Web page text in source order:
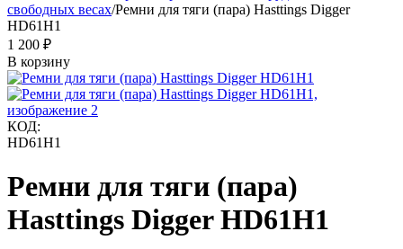
свободных весах/Ремни для тяги (пара) Hasttings Digger
HD61H1
1 200 ₽
В корзину
КОД:
HD61H1
Ремни для тяги (пара)
Hasttings Digger HD61H1